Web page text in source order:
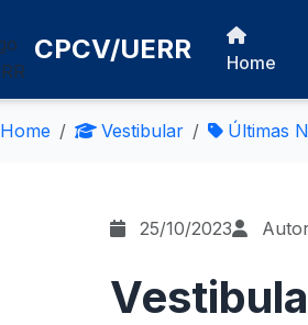
CPCV/UERR Home
Home Vestibular Últimas
25/10/2023